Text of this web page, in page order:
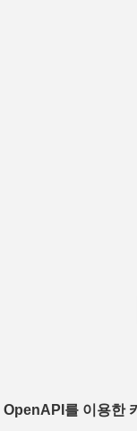
OpenAPI를 이용한